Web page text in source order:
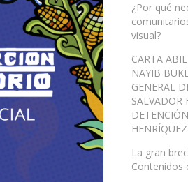
¿Por qué
visual?
CARTA
NAYIB
GENERAL
SALVADOR
La gran
Contenidos